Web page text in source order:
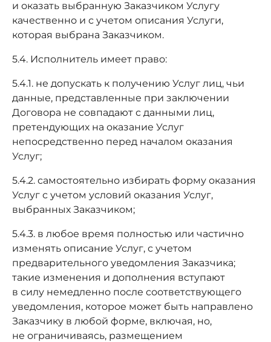
и оказать выбранную Заказчиком Услугу
качественно и с учетом описания Услуги,
которая выбрана Заказчиком.
5.4. Исполнитель имеет право:
5.4.1. не допускать к получению Услуг лиц, чьи
данные, представленные при заключении
Договора не совпадают с данными лиц,
претендующих на оказание Услуг
непосредственно перед началом оказания
Услуг;
5.4.2. самостоятельно избирать форму оказания
Услуг с учетом условий оказания Услуг,
выбранных Заказчиком;
5.4.3. в любое время полностью или частично
изменять описание Услуг, с учетом
предварительного уведомления Заказчика;
такие изменения и дополнения вступают
в силу немедленно после соответствующего
уведомления, которое может быть направлено
Заказчику в любой форме, включая, но,
не ограничиваясь, размещением